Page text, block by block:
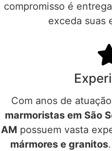
compromisso é
exceda suas
Com anos de
marmoristas em São
AM possuem vasta
mármores e granitos